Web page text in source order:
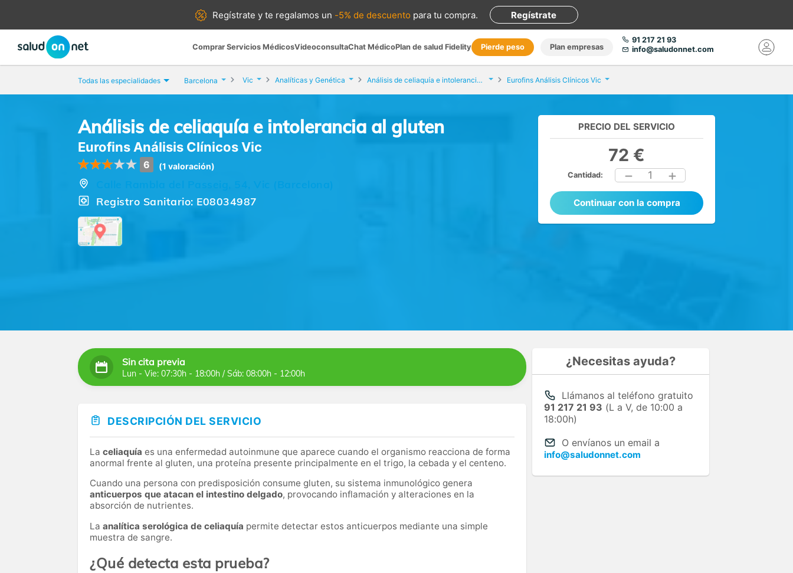
Regístrate yte regalamos un -5% de descuento para tu compra. Regístrate
Comprar Servicios MédicosVideoconsultaChat MédicoPlan de salud Fidelity Pierde peso Plan empresas
91 217 21 93
info@saludonnet.com
Todas las especialidades Barcelona Vic Analíticas y Genética Análisis de celiaquía e intolerancia al gluten Eurofins Análisis Clínicos Vic
Análisis de celiaquía e intolerancia al gluten
Eurofins Análisis Clínicos Vic
6 (1 valoración)
Registro Sanitario: E08034987
PRECIO DEL SERVICIO
72 €
Cantidad: 1
Continuar con la compra
Sin cita previa
Lun - Vie: 07:30h - 18:00h / Sáb: 08:00h - 12:00h
DESCRIPCIÓN DEL SERVICIO
La celiaquía es una enfermedad autoinmune que aparece cuando el organismo reacciona de forma
anormal frente al gluten, una proteína presente principalmente en el trigo, la cebada y el centeno.
Cuando una persona con predisposición consume gluten, su sistema inmunológico genera
anticuerpos que atacan el intestino delgado, provocando inflamación y alteraciones en la
absorción de nutrientes.
La analítica serológica de celiaquía permite detectar estos anticuerpos mediante una simple
muestra de sangre.
¿Qué detecta esta prueba?
¿Necesitas ayuda?
Llámanos al teléfono gratuito
91 217 21 93 (L a V, de 10:00 a
18:00h)
O envíanos un email a
info@saludonnet.com